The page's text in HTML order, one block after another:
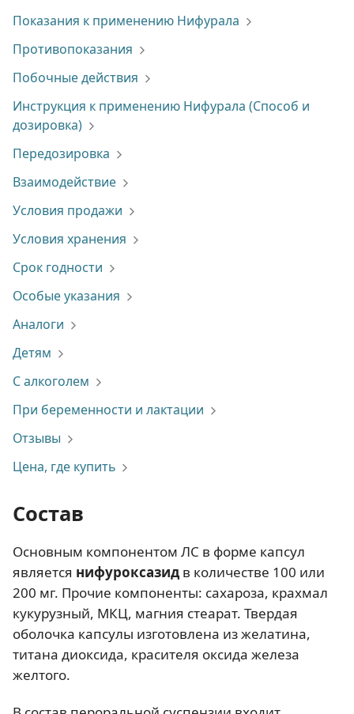
Показания к применению Нифурала
Противопоказания
Побочные действия
Инструкция к применению Нифурала (Способ и
дозировка)
Передозировка
Взаимодействие
Условия продажи
Условия хранения
Срок годности
Особые указания
Аналоги
Детям
С алкоголем
При беременности и лактации
Отзывы
Цена, где купить
Состав
Основным компонентом ЛС в форме капсул
является нифуроксазид в количестве 100 или
200 мг. Прочие компоненты: сахароза, крахмал
кукурузный, МКЦ, магния стеарат. Твердая
оболочка капсулы изготовлена из желатина,
титана диоксида, красителя оксида железа
желтого.